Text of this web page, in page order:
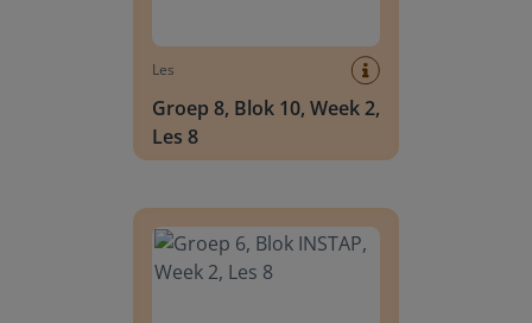
Les
Groep 8, Blok 10, Week 2,
Les 8